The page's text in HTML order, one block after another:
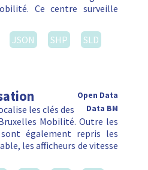
Ce centre surveille
JSON SHP
SLD
Open Data
Data BM
les clés des
Mobilité. Outre les
également repris les
les afficheurs de vitesse